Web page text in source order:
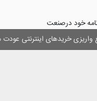
واریزی خریدهای اینترنتی عودت
خود درصنعت
۱ -۲ -۳، با کارآفرینی و ایجاد شغل برای حداقل
و تحول در صنعت